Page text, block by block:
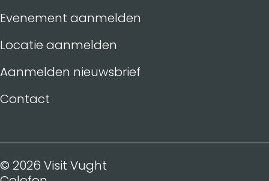
Evenement aanmelden
Locatie aanmelden
Aanmelden nieuwsbrief
Contact
© 2026 Visit Vught